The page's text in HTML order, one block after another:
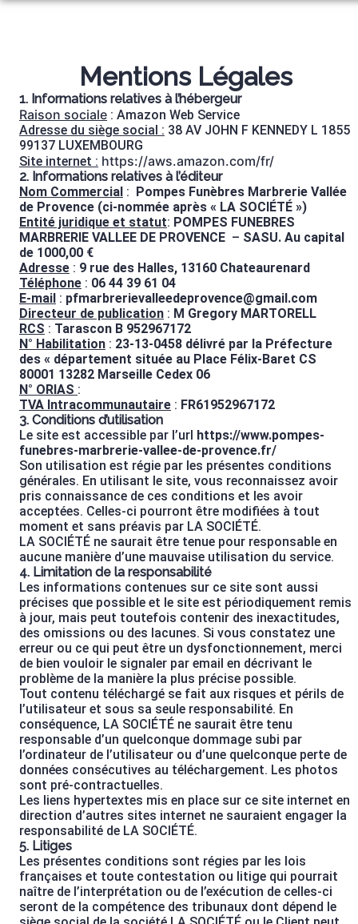
Aller
NOS AGENCES
CHÂTEAURENARD
BOLLÈNE
PRÉVOIR SES OBSÈQUES
SERVICES AUX FAMILLES
ESPACES HOMMAGES
Mentions Légales
1. Informations relatives à l’hébergeur
Raison sociale : Amazon Web Service
Adresse du siège social : 38 AV JOHN F KENNEDY L 1855
99137 LUXEMBOURG
Site internet : https://aws.amazon.com/fr/
2. Informations relatives à l’éditeur
Nom Commercial : Pompes Funèbres Marbrerie Vallée
de Provence (ci-nommée après « LA SOCIÉTÉ »)
Entité juridique et statut: POMPES FUNEBRES
MARBRERIE VALLEE DE PROVENCE – SASU. Au capital
de 1000,00 €
Adresse : 9 rue des Halles, 13160 Chateaurenard
Téléphone : 06 44 39 61 04
E-mail : pfmarbrerievalleedeprovence@gmail.com
Directeur de publication : M Gregory MARTORELL
RCS : Tarascon B 952967172
N° Habilitation : 23-13-0458 délivré par la Préfecture
des « département située au Place Félix-Baret CS
80001 13282 Marseille Cedex 06
N° ORIAS :
TVA Intracommunautaire : FR61952967172
3. Conditions d’utilisation
Le site est accessible par l’url https://www.pompes-
funebres-marbrerie-vallee-de-provence.fr/
Son utilisation est régie par les présentes conditions
générales. En utilisant le site, vous reconnaissez avoir
pris connaissance de ces conditions et les avoir
acceptées. Celles-ci pourront être modifiées à tout
moment et sans préavis par LA SOCIÉTÉ.
LA SOCIÉTÉ ne saurait être tenue pour responsable en
aucune manière d’une mauvaise utilisation du service.
4. Limitation de la responsabilité
Les informations contenues sur ce site sont aussi
précises que possible et le site est périodiquement remis
à jour, mais peut toutefois contenir des inexactitudes,
des omissions ou des lacunes. Si vous constatez une
erreur ou ce qui peut être un dysfonctionnement, merci
de bien vouloir le signaler par email en décrivant le
problème de la manière la plus précise possible.
Tout contenu téléchargé se fait aux risques et périls de
l’utilisateur et sous sa seule responsabilité. En
conséquence, LA SOCIÉTÉ ne saurait être tenu
responsable d’un quelconque dommage subi par
l’ordinateur de l’utilisateur ou d’une quelconque perte de
données consécutives au téléchargement. Les photos
sont pré-contractuelles.
Les liens hypertextes mis en place sur ce site internet en
direction d’autres sites internet ne sauraient engager la
responsabilité de LA SOCIÉTÉ.
5. Litiges
Les présentes conditions sont régies par les lois
françaises et toute contestation ou litige qui pourrait
naître de l’interprétation ou de l’exécution de celles-ci
seront de la compétence des tribunaux dont dépend le